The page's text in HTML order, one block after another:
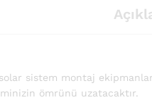
sistem montaj
ömrünü uzatacaktır.